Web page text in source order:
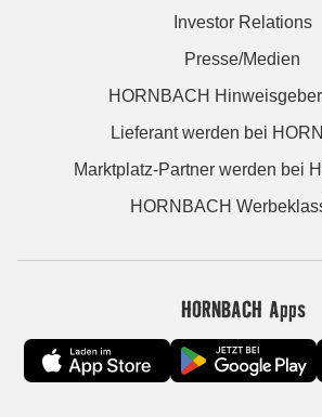
Investor Relations
Presse/Medien
HORNBACH
Lieferant werden bei
Marktplatz-Partner werden bei
HORNBACH
HORNBACH Apps